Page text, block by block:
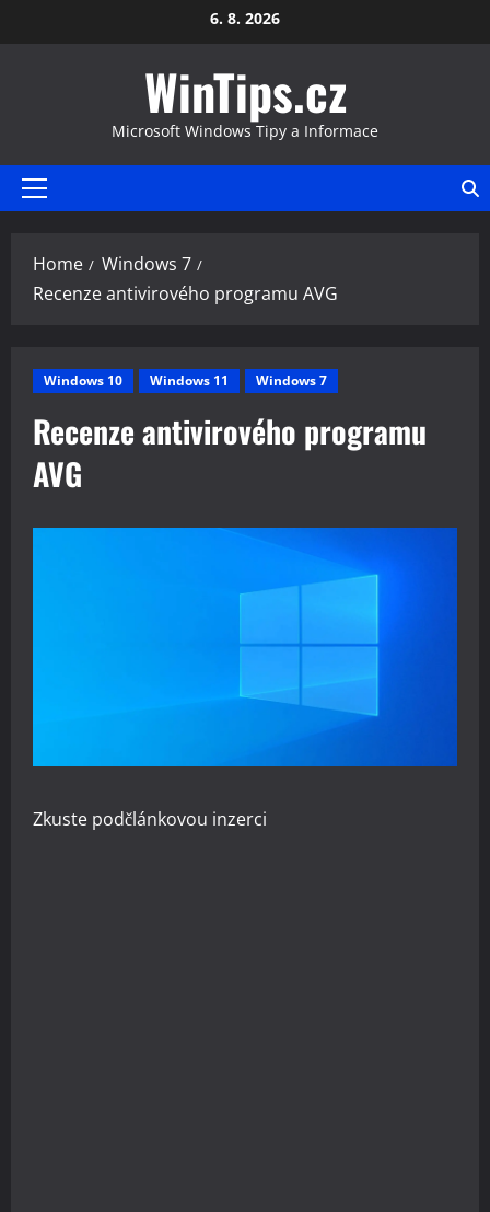
to
6. 8. 2026
WinTips.cz
Microsoft Windows Tipy a Informace
Primary
Home
Windows 7
Recenze antivirového programu AVG
Windows 10 Windows 11 Windows 7
Recenze antivirového programu
AVG
Zkuste podčlánkovou inzerci